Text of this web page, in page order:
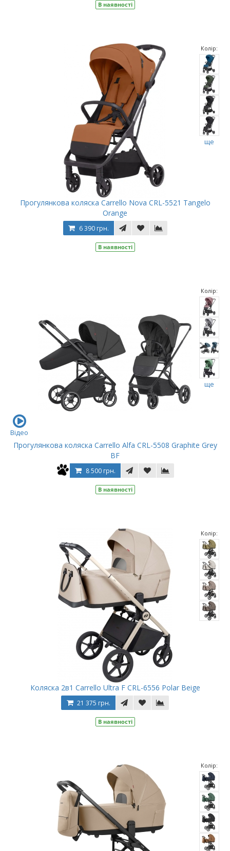
В наявності
Колір:
ще
Прогулянкова коляска Carrello Nova CRL-5521 Tangelo
Orange
6 390 грн.
В наявності
Колір:
ще
Відео
Прогулянкова коляска Carrello Alfa CRL-5508 Graphite Grey
BF
8 500 грн.
В наявності
Колір:
Коляска 2в1 Carrello Ultra F CRL-6556 Polar Beige
21 375 грн.
В наявності
Колір: